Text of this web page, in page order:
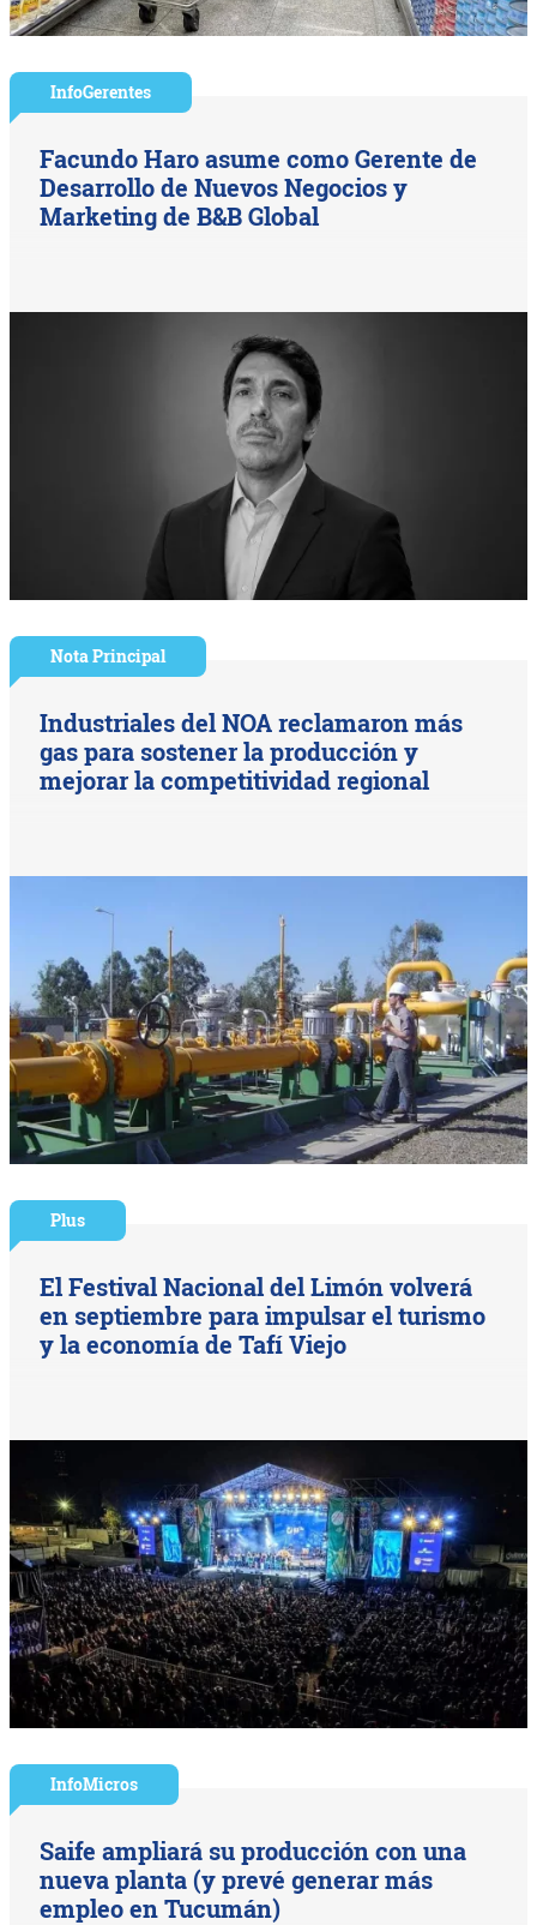
InfoGerentes
Facundo Haro asume como Gerente de
Desarrollo de Nuevos Negocios y
Marketing de B&B Global
Nota Principal
Industriales del NOA reclamaron más
gas para sostener la producción y
mejorar la competitividad regional
Plus
El Festival Nacional del Limón volverá
en septiembre para impulsar el turismo
y la economía de Tafí Viejo
InfoMicros
Saife ampliará su producción con una
nueva planta (y prevé generar más
empleo en Tucumán)